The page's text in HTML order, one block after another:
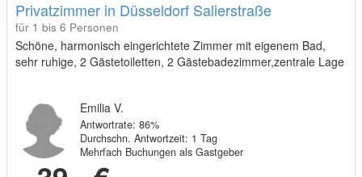
Schöne, harmonisch eingerichtete Zimmer mit eigenem Bad,
sehr ruhige, 2 Gästetoiletten, 2 Gästebadezimmer,zentrale Lage
Emilia V.
Durchschn. Antwortzeit: 1 Tag
Mehrfach Buchungen als Gastgeber
von 39,- €
pro Nacht